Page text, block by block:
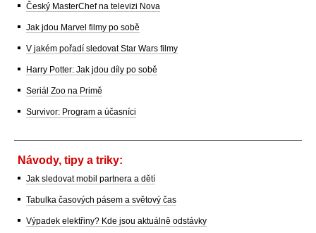
Český MasterChef na televizi Nova
Jak jdou Marvel filmy po sobě
V jakém pořadí sledovat Star Wars filmy
Harry Potter: Jak jdou díly po sobě
Seriál Zoo na Primě
Survivor: Program a účasníci
Návody, tipy a triky:
Jak sledovat mobil partnera a dětí
Tabulka časových pásem a světový čas
Výpadek elektřiny? Kde jsou aktuálně odstávky